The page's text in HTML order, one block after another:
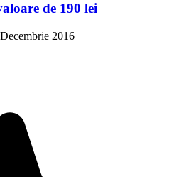
de 190 lei
2016